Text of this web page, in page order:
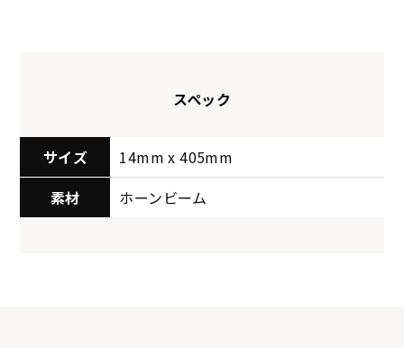
スペック
サイズ
14mm x 405mm
素材
ホーンビーム